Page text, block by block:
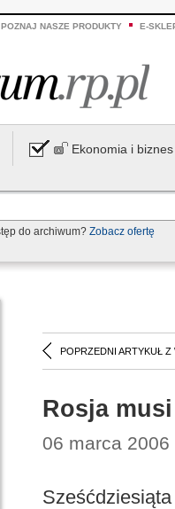
POZNAJ NASZE PRODUKTY E-
Ekonomia i biznes
do archiwum? Zobacz ofertę
POPRZEDNI ARTYKUŁ Z
Rosja
06 marca